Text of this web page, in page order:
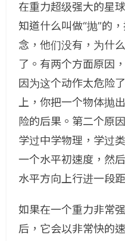
在重力超级强大的星
知道什么叫做“抛”的
念，他们没有，为什
了。有两个方面原因
因为这个动作太危险
上，你把一个物体抛
险的后果。第二个原
学过中学物理，学过
一个水平初速度，然
水平方向上行进一段
如果在一个重力非常
后，它会以非常快的